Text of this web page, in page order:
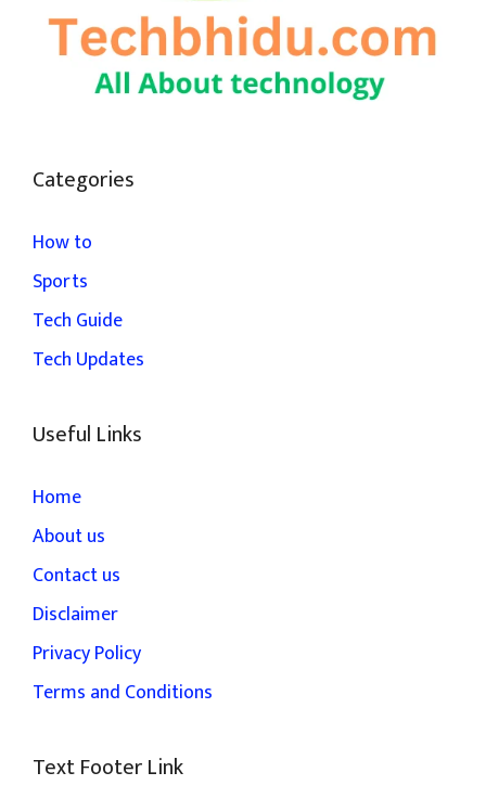
Categories
How to
Sports
Tech Guide
Tech Updates
Useful Links
Home
About us
Contact us
Disclaimer
Privacy Policy
Terms and Conditions
Text Footer Link